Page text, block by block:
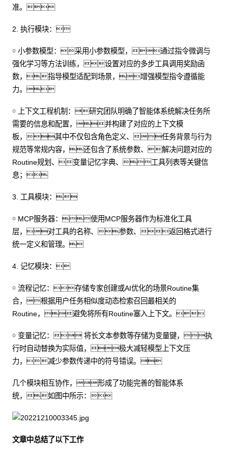
准。
2. 执行模块：
￮ 小参数模型：采用小参数模型，通过指令微调与
强化学习等方法训练，设置对应的多步工具调用奖励函
数，指导模型适配到场景，增强模型指令遵循能
力。
￮ 上下文工程机制：研究团队明确了智能体系统解决任务所
需要的信息和配置，并构建了对应的上下文模
板，其中不仅包含角色定义、任务背景与行为
规范等常规内容，还包含了系统参数、解决问题对应的
Routine规划、变量记忆字典、工具列表等关键信
息；
3. 工具模块：
￮ MCP服务器：使用MCP服务器作为标准化工具
层，对工具的名称、参数、返回格式进行
统一定义和管理。
4. 记忆模块：
￮ 流程记忆：存储专家创建或AI优化的场景Routine集
合，根据用户任务相似度动态检索召回最相关的
Routine，避免将所有Routine塞入上下文。
￮ 变量记忆： 将长文本参数等存储为变量键，执
行时自动替换为实际值，极大减轻模型上下文压
力，减少参数传递中的符号错误。
几个模块相互协作，形成了功能完善的智能体系
统，如图中所示：
文章中总结了以下工作